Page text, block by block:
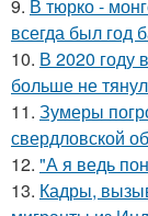
9. В тюрко -
всегда был год
10. В 2020 году
больше не
11. Зумеры
свердловской
12. "А я ведь
13. Кадры,